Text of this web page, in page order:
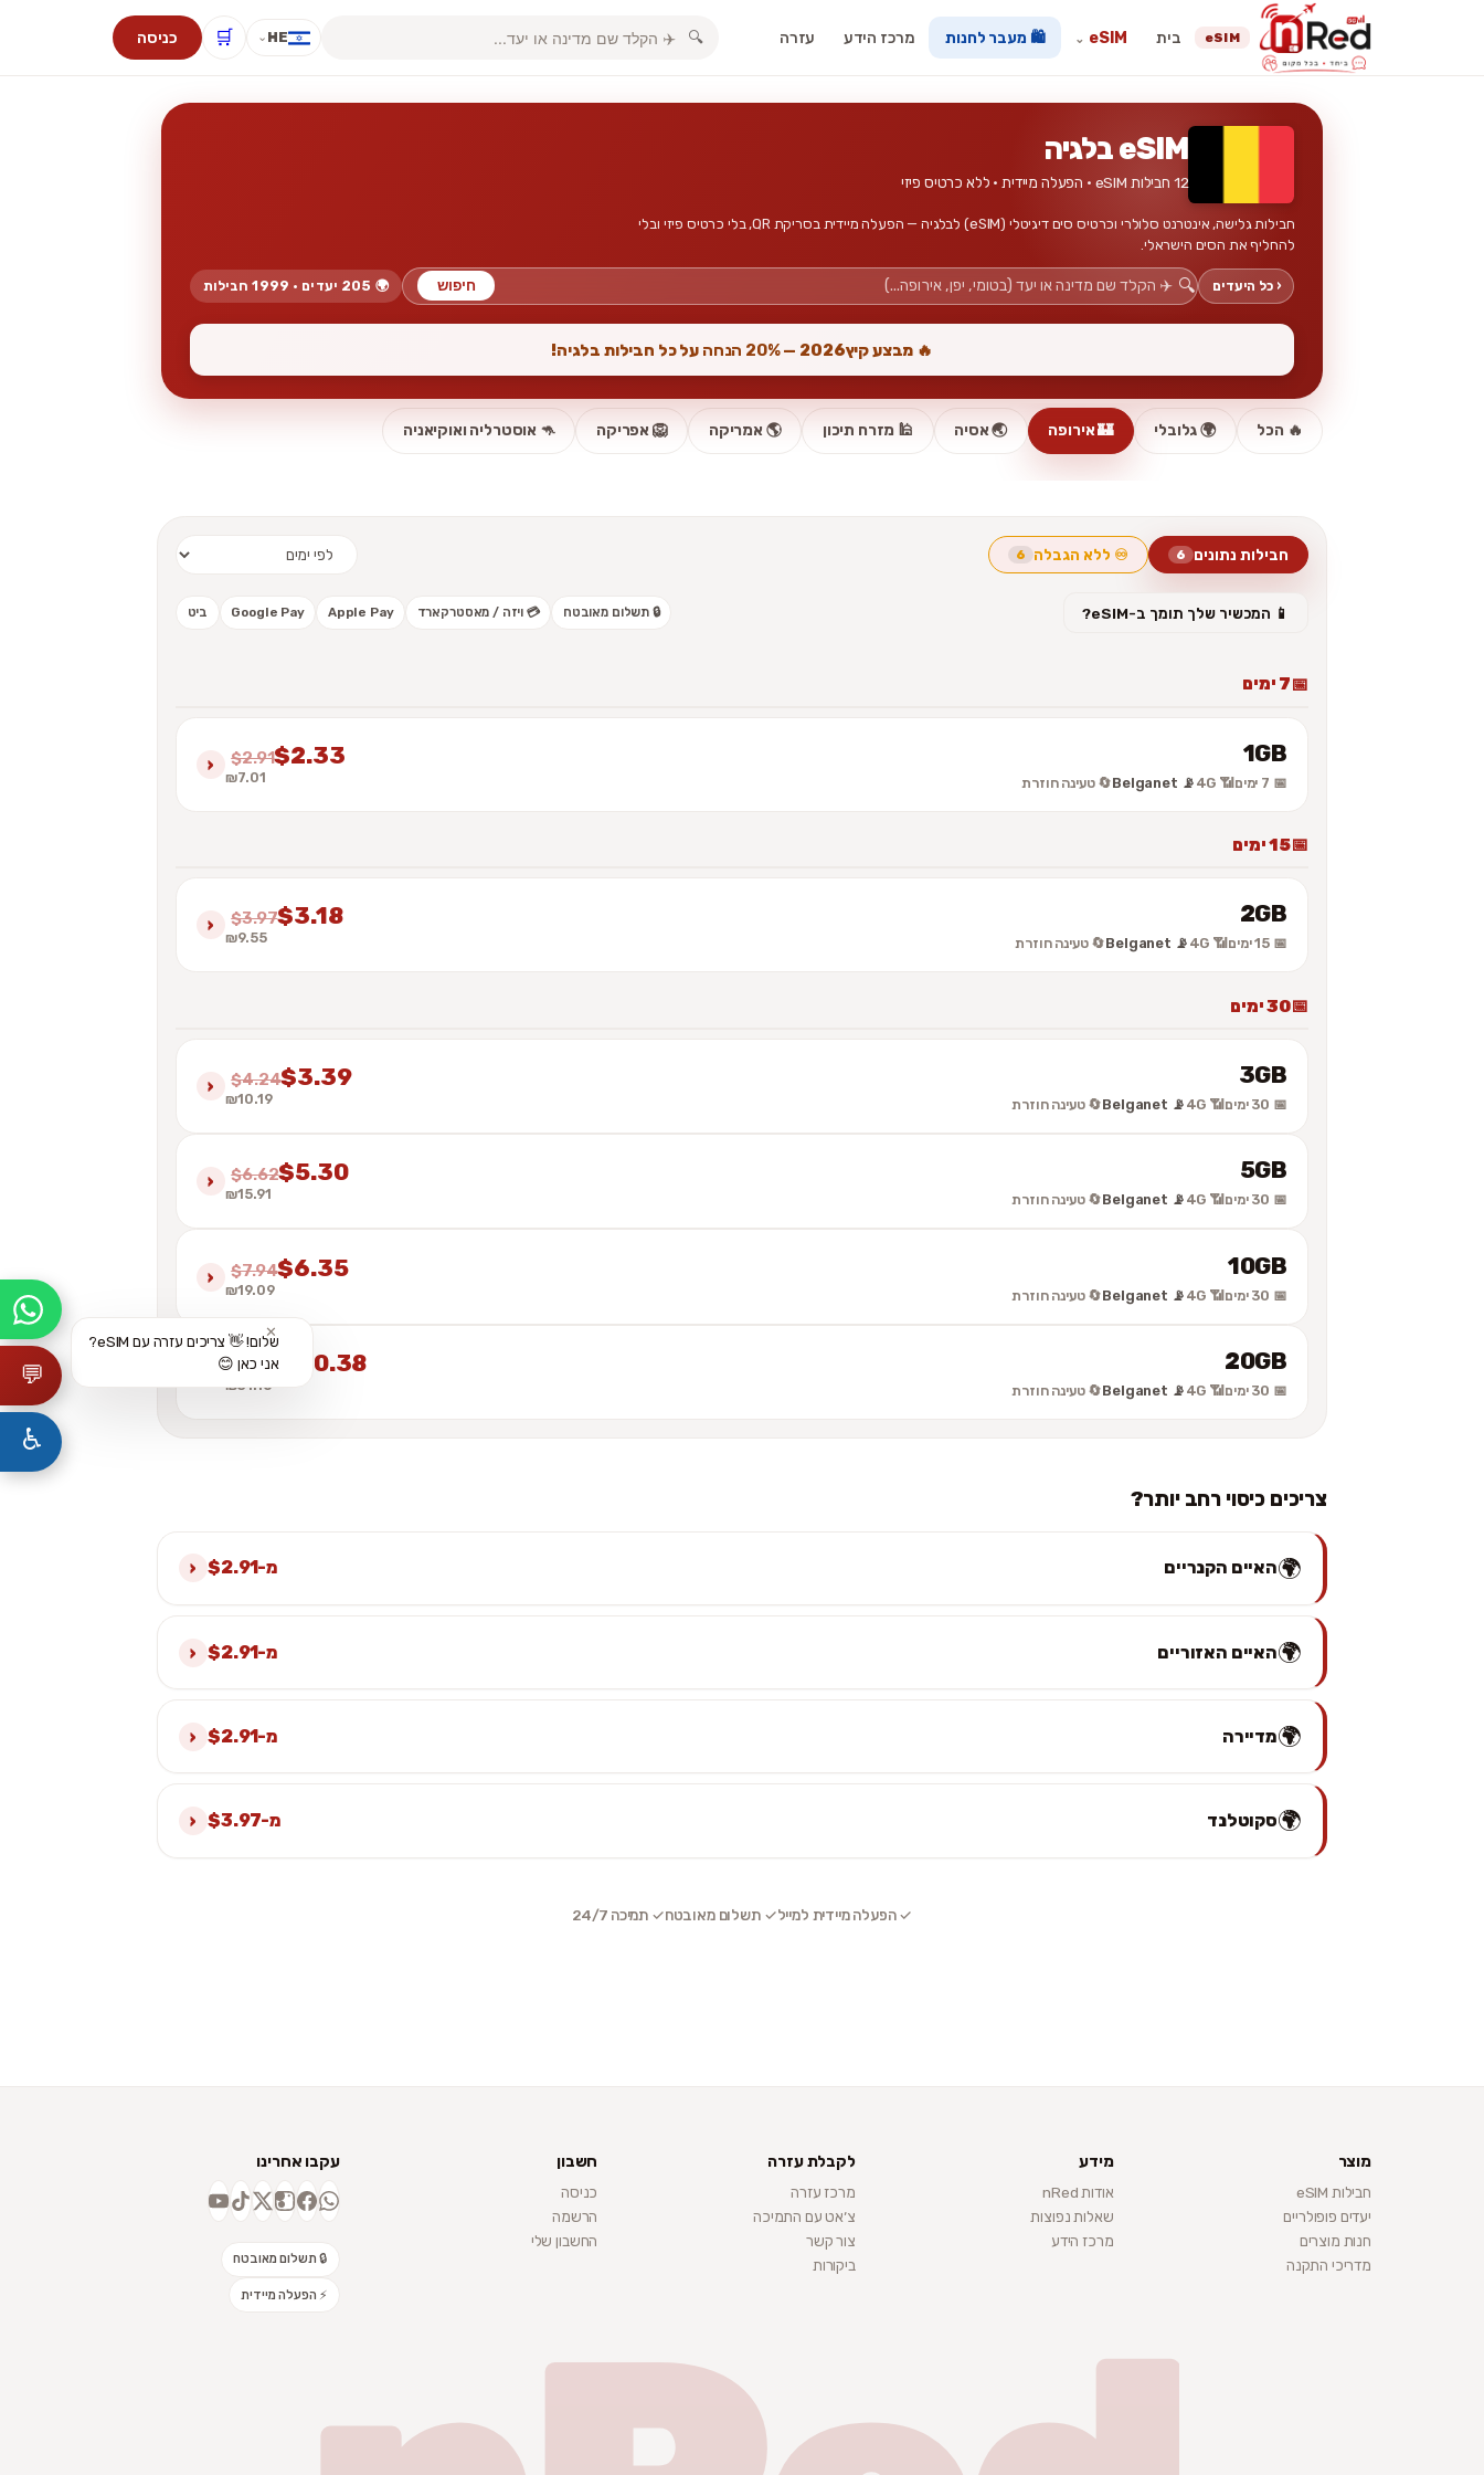
eSIM בית eSIM
⌄ 🛍️ מעבר לחנות מרכז הידע עזרה 🔍
HE
⌄
🛒 כניסה
eSIM בלגיה
12 חבילות eSIM · הפעלה מיידית · ללא כרטיס פיזי
חבילות גלישה, אינטרנט סלולרי וכרטיס סים דיגיטלי (eSIM) לבלגיה — הפעלה מיידית בסריקת QR, בלי כרטיס פיזי ובלי
להחליף את הסים הישראלי.
‹ כל היעדים 🔍 חיפוש 🌍 205 יעדים · 1999 חבילות
🔥 מבצע קיץ2026 — 20% הנחה על כל חבילות בלגיה!
🔥 הכל 🌍 גלובלי 🏰 אירופה 🌏 אסיה 🕌 מזרח תיכון 🌎 אמריקה 🦁 אפריקה 🦘 אוסטרליה ואוקיאניה
חבילות נתונים 6 ♾️ ללא הגבלה 6
📱 המכשיר שלך תומך ב-eSIM? 🔒 תשלום מאובטח 💳 ויזה / מאסטרקארד Apple Pay
Google Pay ביט
7 ימים
1GB
📅 7 ימים 📶 4G
📡 Belganet 🔄 טעינה חוזרת
$2.91$2.33
₪7.01
›
15 ימים
2GB
📅 15 ימים 📶 4G
📡 Belganet 🔄 טעינה חוזרת
$3.97$3.18
₪9.55
›
30 ימים
3GB
📅 30 ימים 📶 4G
📡 Belganet 🔄 טעינה חוזרת
$4.24$3.39
₪10.19
›
5GB
📅 30 ימים 📶 4G
📡 Belganet 🔄 טעינה חוזרת
$6.62$5.30
₪15.91
›
10GB
📅 30 ימים 📶 4G
📡 Belganet 🔄 טעינה חוזרת
$7.94$6.35
₪19.09
›
20GB
📅 30 ימים 📶 4G
📡 Belganet 🔄 טעינה חוזרת
$12.97 $10.38
₪31.18
צריכים כיסוי רחב יותר?
🌍האיים הקנריים מ-$2.91 ›
🌍האיים האזוריים מ-$2.91 ›
🌍מדיירה מ-$2.91 ›
🌍סקוטלנד מ-$3.97 ›
✓ הפעלה מיידית למייל✓ תשלום מאובטח✓ תמיכה 24/7
מוצר
חבילות eSIM
יעדים פופולריים
חנות מוצרים
מדריכי התקנה
מידע
אודות nRed
שאלות נפוצות
מרכז הידע
לקבלת עזרה
מרכז עזרה
צ׳אט עם התמיכה
צור קשר
ביקורות
חשבון
כניסה
הרשמה
החשבון שלי
עקבו אחרינו
🔒 תשלום מאובטח
⚡ הפעלה מיידית
💬
✕
שלום! 👋 צריכים עזרה עם eSIM?
אני כאן 😊
♿